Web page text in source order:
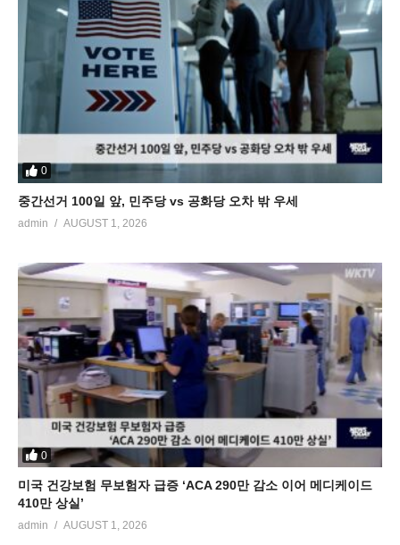
0
중간선거 100일 앞, 민주당 vs 공화당 오차 밖 우세
admin AUGUST 1, 2026
0
미국 건강보험 무보험자 급증 ‘ACA 290만 감소 이어 메디케이드
410만 상실’
admin AUGUST 1, 2026